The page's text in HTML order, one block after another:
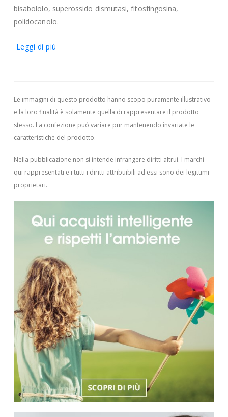
bisabololo, superossido dismutasi, fitosfingosina,
polidocanolo.
Leggi di più
Le immagini di questo prodotto hanno scopo puramente illustrativo
e la loro finalità è solamente quella di rappresentare il prodotto
stesso. La confezione può variare pur mantenendo invariate le
caratteristiche del prodotto.
Nella pubblicazione non si intende infrangere diritti altrui. I marchi
qui rappresentati e i tutti i diritti attribuibili ad essi sono dei legittimi
proprietari.